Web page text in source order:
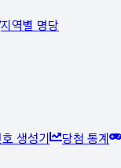
지역별 명당
생성기 당첨 통계